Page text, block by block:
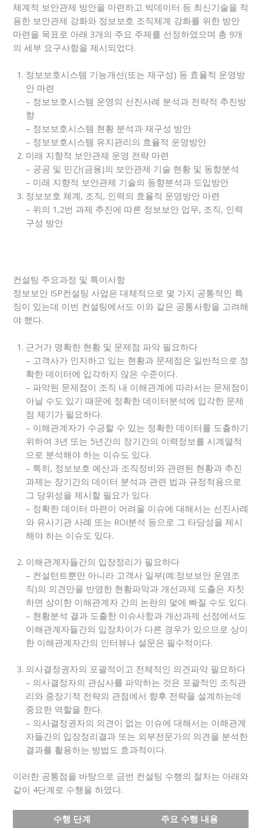
체계적 보안관제 방안을 마련하고 빅데이터 등 최신기술을 적
용한 보안관제 강화와 정보보호 조직체계 강화를 위한 방안
마련을 목표로 아래 3개의 주요 주제를 선정하였으며 총 9개
의 세부 요구사항을 제시되었다.
정보보호시스템 기능개선(또는 재구성) 등 효율적 운영방
안 마련
– 정보보호시스템 운영의 선진사례 분석과 전략적 추진방
향
– 정보보호시스템 현황 분석과 재구성 방안
– 정보보호시스템 유지관리의 효율적 운영방안
미래 지향적 보안관제 운영 전략 마련
– 공공 및 민간(금융)의 보안관제 기술 현황 및 동향분석
– 미래 지향적 보안관제 기술의 동향분석과 도입방안
정보보호 체계, 조직, 인력의 효율적 운영방안 마련
– 위의 1,2번 과제 추진에 따른 정보보안 업무, 조직, 인력
구성 방안
컨설팅 주요과정 및 특이사항
정보보안 ISP컨설팅 사업은 대체적으로 몇 가지 공통적인 특
징이 있는데 이번 컨설팅에서도 이와 같은 공통사항을 고려해
야 했다.
근거가 명확한 현황 및 문제점 파악 필요하다
– 고객사가 인지하고 있는 현황과 문제점은 일반적으로 정
확한 데이터에 입각하지 않은 수준이다.
– 파악된 문제점이 조직 내 이해관계에 따라서는 문제점이
아닐 수도 있기 때문에 정확한 데이터분석에 입각한 문제
점 제기가 필요하다.
– 이해관계자가 수긍할 수 있는 정확한 데이터를 도출하기
위하여 3년 또는 5년간의 장기간의 이력정보를 시계열적
으로 분석해야 하는 이슈도 있다.
– 특히, 정보보호 예산과 조직정비와 관련된 현황과 추진
과제는 장기간의 데이터 분석과 관련 법과 규정적용으로
그 당위성을 제시할 필요가 있다.
– 정확한 데이터 마련이 어려울 이슈에 대해서는 선진사례
와 유사기관 사례 또는 ROI분석 등으로 그 타당성을 제시
해야 하는 이슈도 있다.
이해관계자들간의 입장정리가 필요하다
– 컨설턴트뿐만 아니라 고객사 일부(예:정보보안 운영조
직)의 의견만을 반영한 현황파악과 개선과제 도출은 자칫
하면 상이한 이해관계자 간의 논란의 덫에 빠질 수도 있다.
– 현황분석 결과 도출한 이슈사항과 개선과제 선정에서도
이해관계자들간의 입장차이가 다른 경우가 있으므로 상이
한 이해관계자간의 인터뷰나 설문은 필수적이다.
의사결정권자의 포괄적이고 전체적인 의견파악 필요하다
– 의사결정자의 관심사를 파악하는 것은 포괄적인 조직관
리와 중장기적 전략의 관점에서 향후 전략을 설계하는데
중요한 역할을 한다.
– 의사결정권자의 의견이 없는 이슈에 대해서는 이해관계
자들간의 입장정리결과 또는 외부전문가의 의견을 분석한
결과를 활용하는 방법도 효과적이다.
이러한 공통점을 바탕으로 금번 컨설팅 수행의 절차는 아래와
같이 4단계로 수행을 하였다.
수행 단계 주요 수행 내용